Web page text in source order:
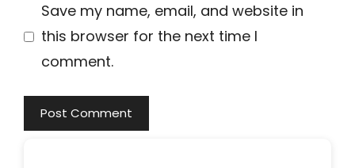
Save my name, email, and website in
this browser for the next time I
comment.